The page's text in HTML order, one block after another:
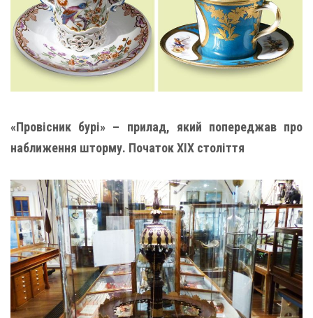
«Провісник бурі» – прилад, який попереджав про
наближення шторму. Початок XIX століття